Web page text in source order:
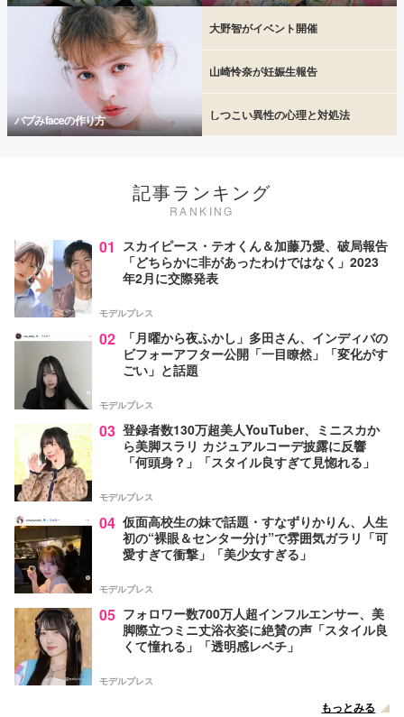
バブみfaceの作り方
大野智がイベント開催
山崎怜奈が妊娠生報告
しつこい異性の心理と対処法
記事ランキング
RANKING
01 スカイピース・テオくん＆加藤乃愛、破局報告
「どちらかに非があったわけではなく」2023
年2月に交際発表
モデルプレス
02
「月曜から夜ふかし」多田さん、インディバの
ビフォーアフター公開「一目瞭然」「変化がす
ごい」と話題
モデルプレス
03 登録者数130万超美人YouTuber、ミニスカか
ら美脚スラリ カジュアルコーデ披露に反響
「何頭身？」「スタイル良すぎて見惚れる」
モデルプレス
04 仮面高校生の妹で話題・すなずりかりん、人生
初の“裸眼＆センター分け”で雰囲気ガラリ「可
愛すぎて衝撃」「美少女すぎる」
モデルプレス
05 フォロワー数700万人超インフルエンサー、美
脚際立つミニ丈浴衣姿に絶賛の声「スタイル良
くて憧れる」「透明感レベチ」
モデルプレス
もっとみる